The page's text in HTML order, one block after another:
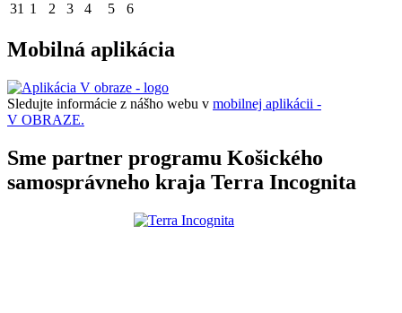
31 1 2 3 4 5 6
Mobilná aplikácia
Sledujte informácie z nášho webu v mobilnej aplikácii -
V OBRAZE.
Sme partner programu Košického
samosprávneho kraja Terra Incognita